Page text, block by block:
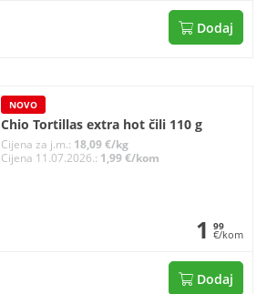
Dodaj
NOVO
Chio Tortillas extra hot čili 110 g
Cijena za j.m.: 18,09 €/kg
Cijena 11.07.2026.: 1,99 €/kom
1 99
€/kom
Dodaj